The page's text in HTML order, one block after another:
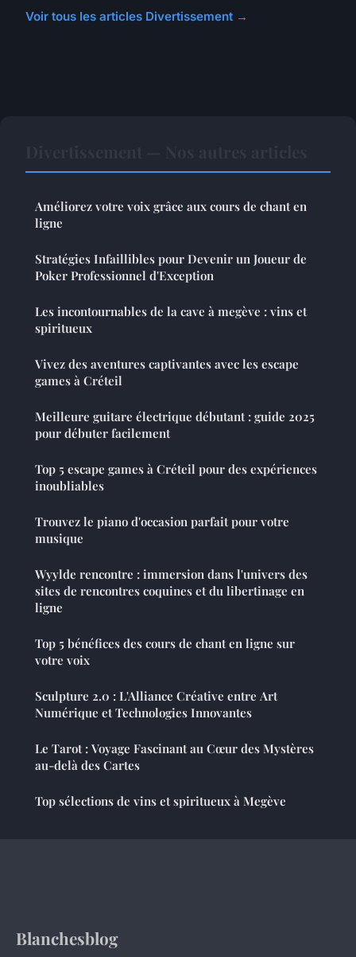
Voir tous les articles Divertissement →
Améliorez votre voix grâce aux cours de chant en
ligne
Stratégies Infaillibles pour Devenir un Joueur de
Poker Professionnel d'Exception
Les incontournables de la cave à megève : vins et
spiritueux
Vivez des aventures captivantes avec les escape
games à Créteil
Meilleure guitare électrique débutant : guide 2025
pour débuter facilement
Top 5 escape games à Créteil pour des expériences
inoubliables
Trouvez le piano d'occasion parfait pour votre
musique
Wyylde rencontre : immersion dans l'univers des
sites de rencontres coquines et du libertinage en
ligne
Top 5 bénéfices des cours de chant en ligne sur
votre voix
Sculpture 2.0 : L'Alliance Créative entre Art
Numérique et Technologies Innovantes
Le Tarot : Voyage Fascinant au Cœur des Mystères
au-delà des Cartes
Top sélections de vins et spiritueux à Megève
Blanchesblog